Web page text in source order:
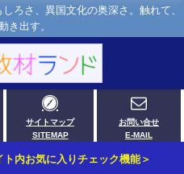
ろさ、異国文化の奥深さ。触れて、
き出す。
サイトマップ
SITEMAP
お問い合せ
E-MAIL
ト内お気に入りチェック機能＞